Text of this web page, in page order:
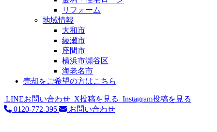
リフォーム
地域情報
大和市
綾瀬市
座間市
横浜市瀬谷区
海老名市
売却をご希望の方はこちら
LINEお問い合わせ X投稿を見る Instagram投稿を見る
0120-772-395
お問い合わせ